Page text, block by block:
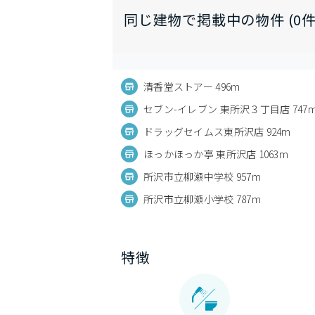
同じ建物で掲載中の物件 (0
清香堂ストアー 496m
セブン-イレブン 東所沢３丁目店
ドラッグセイムス東所沢店 924m
ほっかほっか亭 東所沢店 1063m
所沢市立柳瀬中学校 957m
所沢市立柳瀬小学校 787m
特徴